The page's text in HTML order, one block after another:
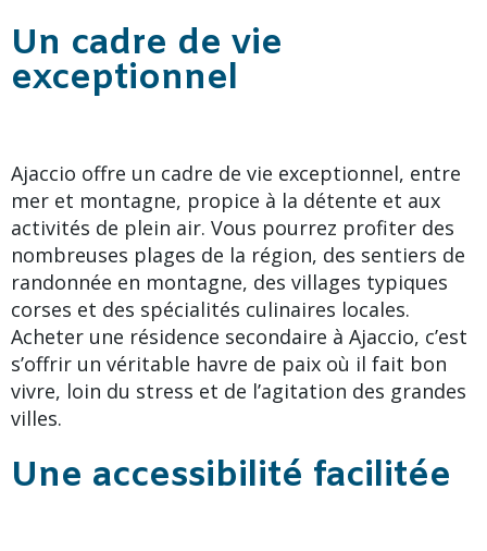
Un cadre de vie
exceptionnel
Ajaccio offre un cadre de vie exceptionnel, entre
mer et montagne, propice à la détente et aux
activités de plein air. Vous pourrez profiter des
nombreuses plages de la région, des sentiers de
randonnée en montagne, des villages typiques
corses et des spécialités culinaires locales.
Acheter une résidence secondaire à Ajaccio, c’est
s’offrir un véritable havre de paix où il fait bon
vivre, loin du stress et de l’agitation des grandes
villes.
Une accessibilité facilitée